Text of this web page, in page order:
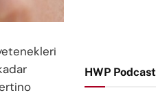
HWP Podcast